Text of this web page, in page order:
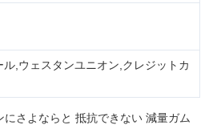
ル,ウェスタンユニオン,クレジットカ
さよならと 抵抗できない 減量ガム